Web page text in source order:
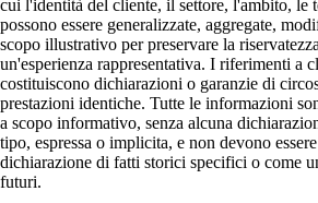
cui l'identità del cliente, il settore, l'ambito, le
possono essere generalizzate, aggregate,
scopo illustrativo per preservare la
un'esperienza rappresentativa. I riferimenti a
costituiscono dichiarazioni o garanzie di
prestazioni identiche. Tutte le informazioni
a scopo informativo, senza alcuna
tipo, espressa o implicita, e non devono
dichiarazione di fatti storici specifici o come
futuri.